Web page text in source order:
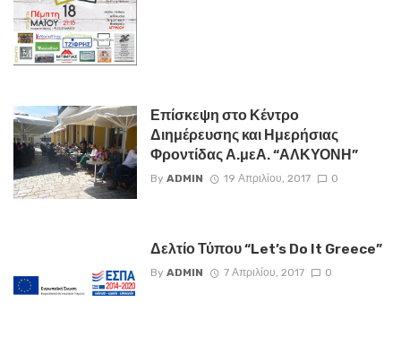
Επίσκεψη στο Κέντρο
Διημέρευσης και Ημερήσιας
Φροντίδας Α.μεΑ. “ΑΛΚΥΟΝΗ”
By ADMIN 19 Απριλίου, 2017 0
Δελτίο Τύπου “Let’s Do It Greece”
By ADMIN 7 Απριλίου, 2017 0